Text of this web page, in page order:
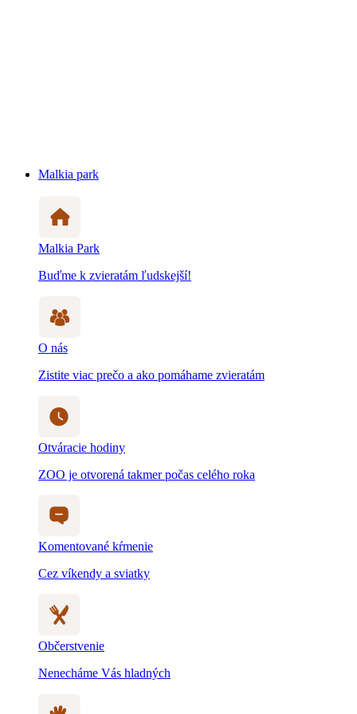
Malkia park
Malkia Park
Buďme k zvieratám ľudskejší!
O nás
Zistite viac prečo a ako pomáhame zvieratám
Otváracie hodiny
ZOO je otvorená takmer počas celého roka
Komentované kŕmenie
Cez víkendy a sviatky
Občerstvenie
Nenecháme Vás hladných